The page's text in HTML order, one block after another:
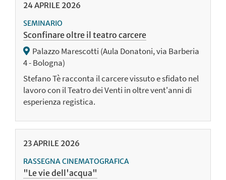
24APRILE 2026
SEMINARIO
Sconfinare oltre il teatro carcere
Palazzo Marescotti (Aula Donatoni, via Barberia
4 - Bologna)
Stefano Tè racconta il carcere vissuto e sfidato nel
lavoro con il Teatro dei Venti in oltre vent'anni di
esperienza registica.
23APRILE 2026
RASSEGNA CINEMATOGRAFICA
"Le vie dell'acqua"